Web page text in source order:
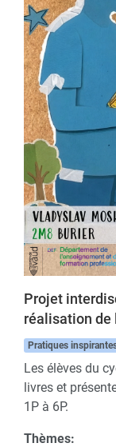
Projet
réalisation de
Pratiques
Les élèves du
livres et
1P à 6P.
Thèmes: